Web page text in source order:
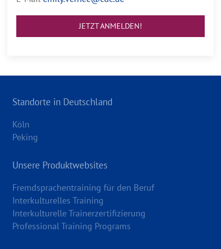
JETZT ANMELDEN!
Standorte in Deutschland
Köln
Peking
Unsere Produktwebsites
Fremdsprachentraining für den Beruf
Interkulturelles Training
Interkulturelle Trainerzertifizierung
Professional Training Programs